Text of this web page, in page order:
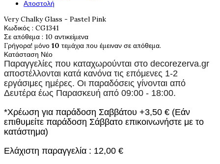
Αποστολή
Very Chalky Glass - Pastel Pink
Κωδικός : CG1341
Σε απόθεμα : 10 αντικείμενα
Γρήγορα! μόνο 10 τεμάχια που έμειναν σε απόθεμα.
Κατάσταση Νέο
Παραγγελίες που καταχωρούνται στο decorezerva.gr
αποστέλλονται κατά κανόνα τις επόμενες 1-2
εργάσιμες ημέρες. Οι παραδόσεις γίνονται από
Δευτέρα έως Παρασκευή από 09:00 - 18:00.
*Χρέωση για παράδοση Σαββάτου +3,50 € (Εάν
επιθυμείτε παράδοση Σάββατο επικοινωνήστε με το
κατάστημα)
Ελάχιστη παραγγελία : 12,00 €